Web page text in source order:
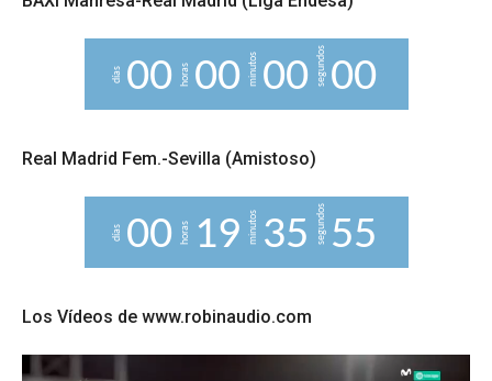
días 00 horas 00 minutos 00segundos00
Real Madrid Fem.-Sevilla (Amistoso)
días 00 horas 19 minutos 35 segundos54
5
Los Vídeos de www.robinaudio.com